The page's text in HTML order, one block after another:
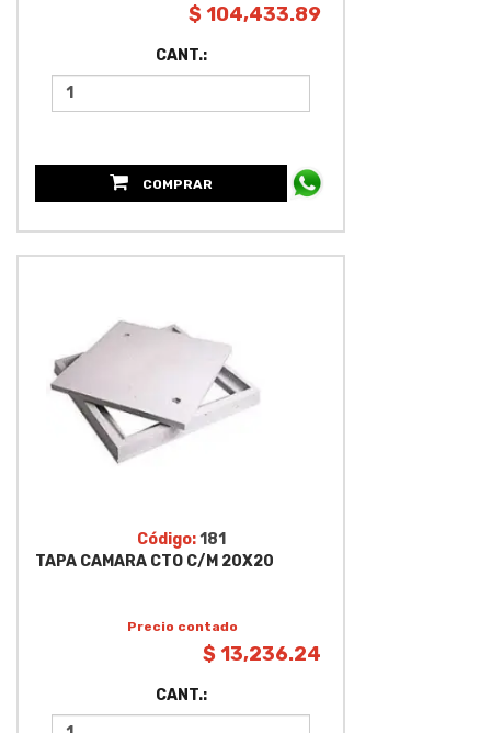
$ 104,433.89
CANT.:
COMPRAR
Código:181
TAPA CAMARA CTO C/M 20X20
Precio contado
$ 13,236.24
CANT.: